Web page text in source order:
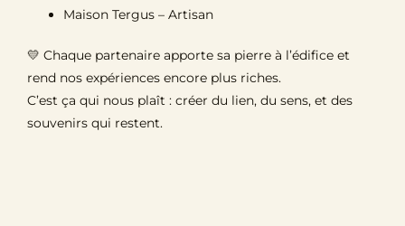
Maison Tergus – Artisan
💛 Chaque partenaire apporte sa pierre à l’édifice et
rend nos expériences encore plus riches.
C’est ça qui nous plaît : créer du lien, du sens, et des
souvenirs qui restent.